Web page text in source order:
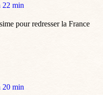
22 min
pour redresser la France
20 min